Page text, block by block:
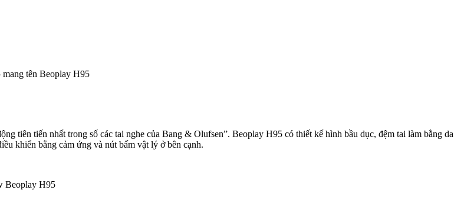
tên Beoplay H95
tiên tiến nhất trong số các tai nghe của Bang & Olufsen”. Beoplay H95 có thiết kế hình bầu dục, đệm tai làm bằng da
khiển bằng cảm ứng và nút bấm vật lý ở bên cạnh.